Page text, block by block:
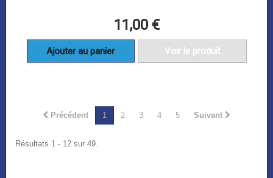
11,00 €
Ajouter au panier Voir le produit
Précédent 1 2 3 4 5 Suivant
Résultats 1 - 12 sur 49.